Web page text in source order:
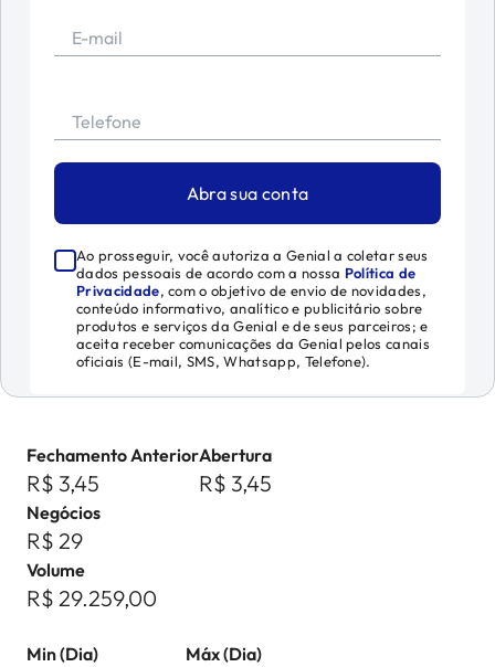
E-mail
Telefone
Abra sua conta
Ao prosseguir, você autoriza a Genial a coletar seus
dados pessoais de acordo com a nossa Política de
Privacidade, com o objetivo de envio de novidades,
conteúdo informativo, analítico e publicitário sobre
produtos e serviços da Genial e de seus parceiros; e
aceita receber comunicações da Genial pelos canais
oficiais (E-mail, SMS, Whatsapp, Telefone).
Fechamento Anterior
R$ 3,45
Abertura
R$ 3,45
Negócios
R$ 29
Volume
R$ 29.259,00
Min (Dia) Máx (Dia)